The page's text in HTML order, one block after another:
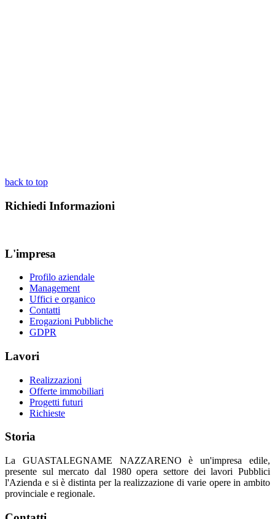
back to top
Richiedi Informazioni
L'impresa
Profilo aziendale
Management
Uffici e organico
Contatti
Erogazioni Pubbliche
GDPR
Lavori
Realizzazioni
Offerte immobiliari
Progetti futuri
Richieste
Storia
La GUASTALEGNAME NAZZARENO è un'impresa edile,
presente sul mercato dal 1980 opera settore dei lavori Pubblici
l'Azienda e si è distinta per la realizzazione di varie opere in ambito
provinciale e regionale.